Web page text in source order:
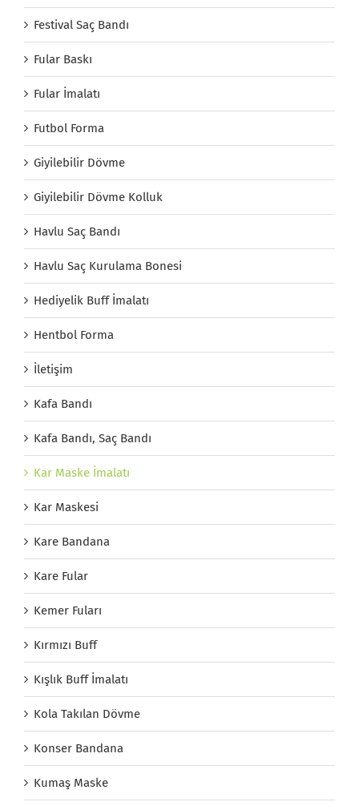
Festival Saç Bandı
Fular Baskı
Fular İmalatı
Futbol Forma
Giyilebilir Dövme
Giyilebilir Dövme Kolluk
Havlu Saç Bandı
Havlu Saç Kurulama Bonesi
Hediyelik Buff İmalatı
Hentbol Forma
İletişim
Kafa Bandı
Kafa Bandı, Saç Bandı
Kar Maske İmalatı
Kar Maskesi
Kare Bandana
Kare Fular
Kemer Fuları
Kırmızı Buff
Kışlık Buff İmalatı
Kola Takılan Dövme
Konser Bandana
Kumaş Maske